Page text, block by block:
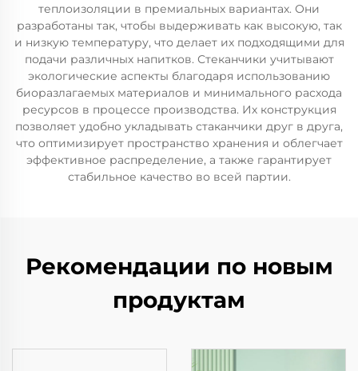
теплоизоляции в премиальных вариантах. Они
разработаны так, чтобы выдерживать как высокую, так
и низкую температуру, что делает их подходящими для
подачи различных напитков. Стеканчики учитывают
экологические аспекты благодаря использованию
биоразлагаемых материалов и минимального расхода
ресурсов в процессе производства. Их конструкция
позволяет удобно укладывать стаканчики друг в друга,
что оптимизирует пространство хранения и облегчает
эффективное распределение, а также гарантирует
стабильное качество во всей партии.
Рекомендации по новым
продуктам